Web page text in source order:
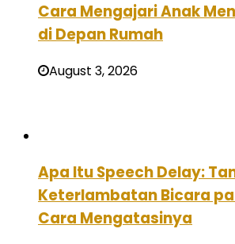
Cara Mengajari Anak
di Depan Rumah
August 3, 2026
Apa Itu Speech Delay:
Keterlambatan Bicara
Cara Mengatasinya